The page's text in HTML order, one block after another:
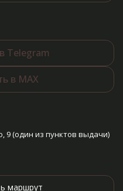
Telegram
в MAX
9 (один из пунктов выдачи)
маршрут